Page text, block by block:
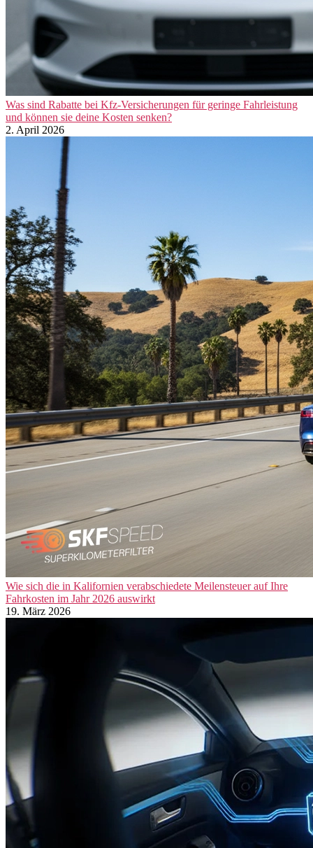
Was sind Rabatte bei Kfz-Versicherungen für geringe Fahrleistung
und können sie deine Kosten senken?
2. April 2026
Wie sich die in Kalifornien verabschiedete Meilensteuer auf Ihre
Fahrkosten im Jahr 2026 auswirkt
19. März 2026